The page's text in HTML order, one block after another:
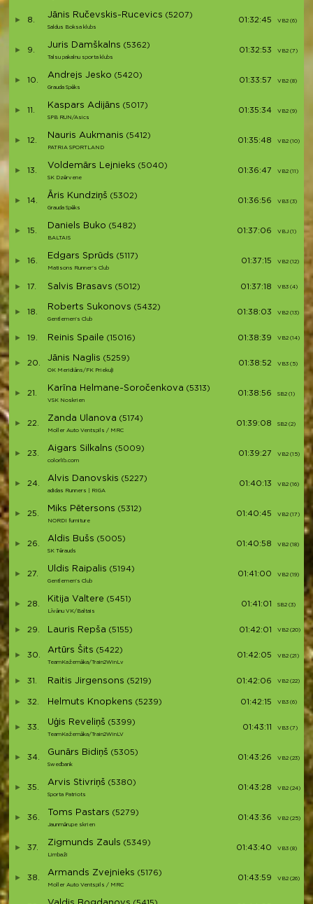
8.
Jānis Ručevskis-Rucevics (5207)
Saldus Boksa klubs
01:32:45 VB2 (6)
9.
Juris Damškalns (5362)
Talsu pakalnu sporta klubs
01:32:53 VB2 (7)
10.
Andrejs Jesko (5420)
Grauda Spēks
01:33:57 VB2 (8)
11.
Kaspars Adijāns (5017)
SPB RUN/Asics
01:35:34 VB2 (9)
12.
Nauris Aukmanis (5412)
PATRIA SPORTLAND
01:35:48 VB2 (10)
13.
Voldemārs Lejnieks (5040)
SK Dzērvene
01:36:47 VB2 (11)
14.
Āris Kundziņš (5302)
Grauda Spēks
01:36:56 VB3 (3)
15.
Daniels Buko (5482)
BALTAIS
01:37:06 VBJ (1)
16.
Edgars Sprūds (5117)
Matisons Runner's Club
01:37:15 VB2 (12)
17. Salvis Brasavs (5012) 01:37:18 VB3 (4)
18.
Roberts Sukonovs (5432)
Gentlemen's Club
01:38:03 VB2 (13)
19. Reinis Spaile (15016) 01:38:39 VB2 (14)
20.
Jānis Naglis (5259)
OK Meridiāns/FK Priekuļi
01:38:52 VB3 (5)
21.
Karīna Helmane-Soročenkova (5313)
VSK Noskrien
01:38:56 SB2 (1)
22.
Zanda Ulanova (5174)
Moller Auto Ventspils / MRC
01:39:08 SB2 (2)
23.
Aigars Silkalns (5009)
colorlib.com
01:39:27 VB2 (15)
24.
Alvis Danovskis (5227)
adidas Runners | RIGA
01:40:13 VB2 (16)
25.
Miks Pētersons (5312)
NORDI furniture
01:40:45 VB2 (17)
26.
Aldis Bušs (5005)
SK Tērauds
01:40:58 VB2 (18)
27.
Uldis Raipalis (5194)
Gentlemen's Club
01:41:00 VB2 (19)
28.
Kitija Valtere (5451)
Līvānu VK/Baltais
01:41:01 SB2 (3)
29. Lauris Repša (5155) 01:42:01 VB2 (20)
30.
Artūrs Šits (5422)
TeamKažemāka/Train2WinLv
01:42:05 VB2 (21)
31. Raitis Jirgensons (5219) 01:42:06 VB2 (22)
32. Helmuts Knopkens (5239) 01:42:15 VB3 (6)
33.
Uģis Reveliņš (5399)
TeamKažemāka/Train2WinLV
01:43:11 VB3 (7)
34.
Gunārs Bidiņš (5305)
Swedbank
01:43:26 VB2 (23)
35.
Arvis Stivriņš (5380)
Sporta Patriots
01:43:28 VB2 (24)
36.
Toms Pastars (5279)
Jaunmārupe skrien
01:43:36 VB2 (25)
37.
Zigmunds Zauls (5349)
Limbaži
01:43:40 VB3 (8)
38.
Armands Zvejnieks (5176)
Moller Auto Ventspils / MRC
01:43:59 VB2 (26)